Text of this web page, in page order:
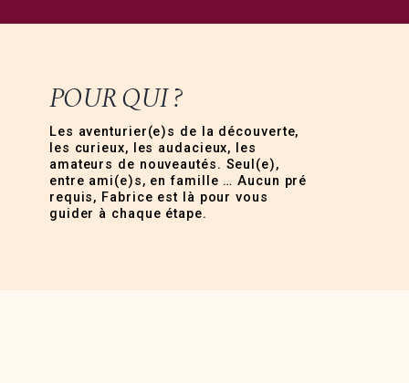
POUR QUI ?
Les aventurier(e)s de la découverte,
les curieux, les audacieux, les
amateurs de nouveautés. Seul(e),
entre ami(e)s, en famille … Aucun pré
requis, Fabrice est là pour vous
guider à chaque étape.